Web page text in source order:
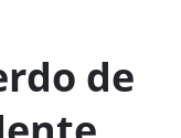
de